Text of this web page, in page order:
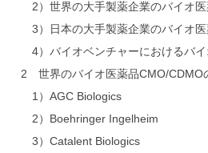
2）世界の大手製薬企業のバイオ医
3）日本の大手製薬企業のバイオ医
4）バイオベンチャーにおけるバイ
2 世界のバイオ医薬品CMO/CDMO
1）AGC Biologics
2）Boehringer Ingelheim
3）Catalent Biologics